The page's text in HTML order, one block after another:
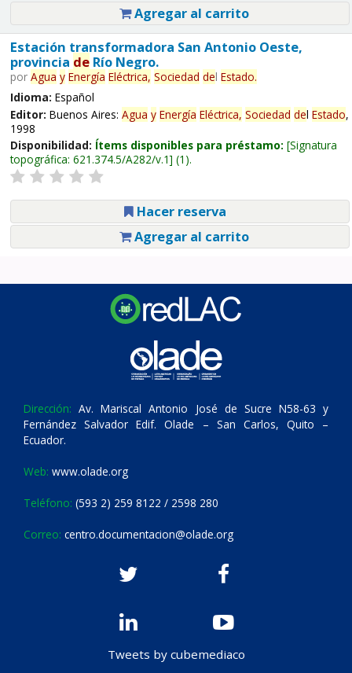
Agregar al carrito
Estación transformadora San Antonio Oeste,
provincia deRío Negro.
por Agua y Energía Eléctrica, Sociedad del Estado.
Idioma: Español
Editor: Buenos Aires: Agua y Energía Eléctrica, Sociedad del Estado,
1998
Disponibilidad: Ítems disponibles para préstamo: Signatura
topográfica: 621.374.5/A282/v.1 (1).
Hacer reserva
Agregar al carrito
Dirección: Av. Mariscal Antonio José de Sucre N58-63 y
Fernández Salvador Edif. Olade – San Carlos, Quito –
Ecuador.
Web: www.olade.org
Teléfono: (593 2) 259 8122 / 2598 280
Correo: centro.documentacion@olade.org
Tweets by cubemediaco